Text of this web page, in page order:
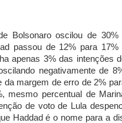
Bolsonaro oscilou de
passou de 12% para
apenas 3% das intenções
negativamente de
margem de erro de 2%
mesmo percentual de
de voto de Lula
Haddad é o nome para a